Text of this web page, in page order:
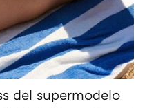
del supermodelo